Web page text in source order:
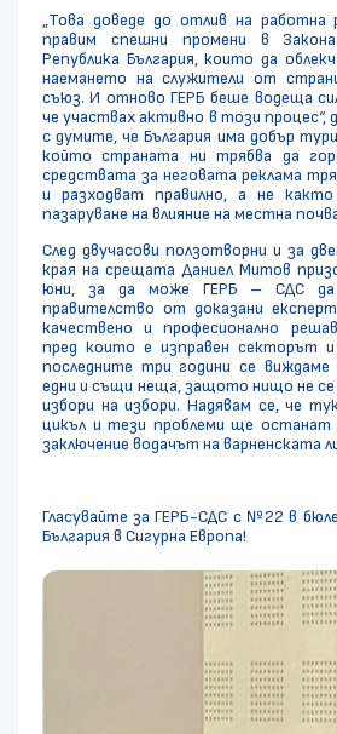
„Това доведе до отлив на работна
правим спешни промени в
Република България, които да
наемането на служители от
съюз. И отново ГЕРБ беше водеща
че участвах активно в този процес“,
с думите, че България има добър
който страната ни трябва да
средствата за неговата реклама
и разходват правилно, а не
пазаруване на влияние на местна
След двучасови ползотворни и за
края на срещата Даниел Митов
юни, за да може ГЕРБ – СДС да
правителство от доказани
качествено и професионално
пред които е изправен секторът
последните три години се
едни и същи неща, защото нищо не
избори на избори. Надявам се, че
цикъл и тези проблеми ще останат
заключение водачът на варненската
Гласувайте за ГЕРБ-СДС с №22 в
България в Сигурна Европа!